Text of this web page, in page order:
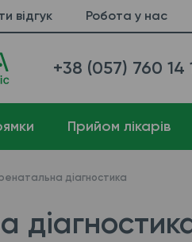
відгук Робота у нас
+38 (057) 760 14
Прийом лікарів
діагностика